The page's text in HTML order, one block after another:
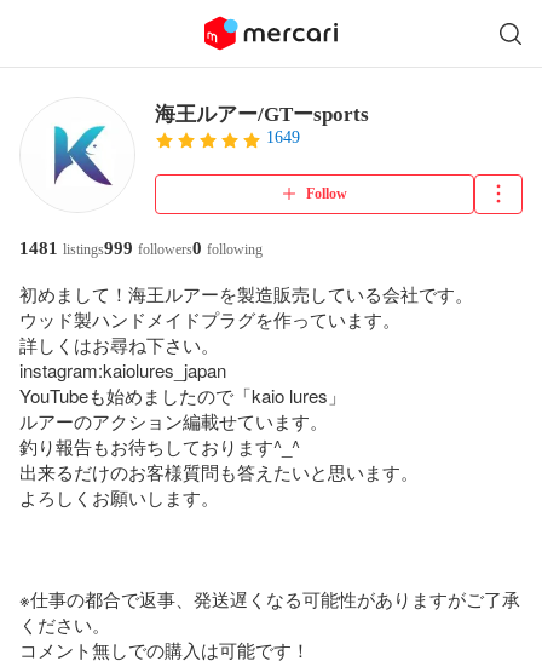
海王ルアー/GTーsports
1649
Follow
1481 listings999 followers0 following
初めまして！海王ルアーを製造販売している会社です。
ウッド製ハンドメイドプラグを作っています。
詳しくはお尋ね下さい。
instagram:kaiolures_japan
YouTubeも始めましたので「kaio lures」
ルアーのアクション編載せています。
釣り報告もお待ちしております^_^
出来るだけのお客様質問も答えたいと思います。
よろしくお願いします。
※仕事の都合で返事、発送遅くなる可能性がありますがご了承
ください。
コメント無しでの購入は可能です！